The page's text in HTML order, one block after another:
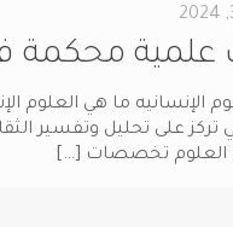
محكمة
الإنسانيه ما هي العلوم
تركز على تحليل وتفسير
تخصصات […]